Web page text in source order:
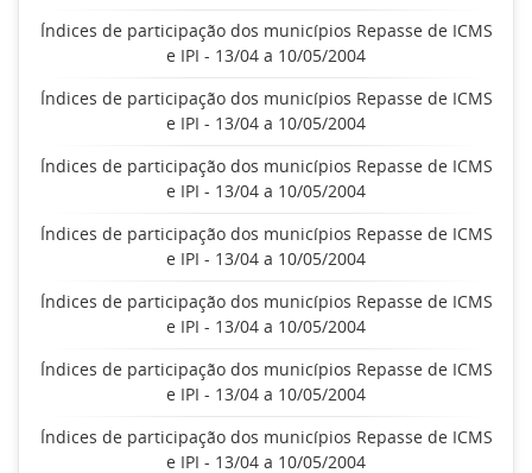
Índices de participação dos municípios Repasse de ICMS
e IPI - 13/04 a 10/05/2004
Índices de participação dos municípios Repasse de ICMS
e IPI - 13/04 a 10/05/2004
Índices de participação dos municípios Repasse de ICMS
e IPI - 13/04 a 10/05/2004
Índices de participação dos municípios Repasse de ICMS
e IPI - 13/04 a 10/05/2004
Índices de participação dos municípios Repasse de ICMS
e IPI - 13/04 a 10/05/2004
Índices de participação dos municípios Repasse de ICMS
e IPI - 13/04 a 10/05/2004
Índices de participação dos municípios Repasse de ICMS
e IPI - 13/04 a 10/05/2004